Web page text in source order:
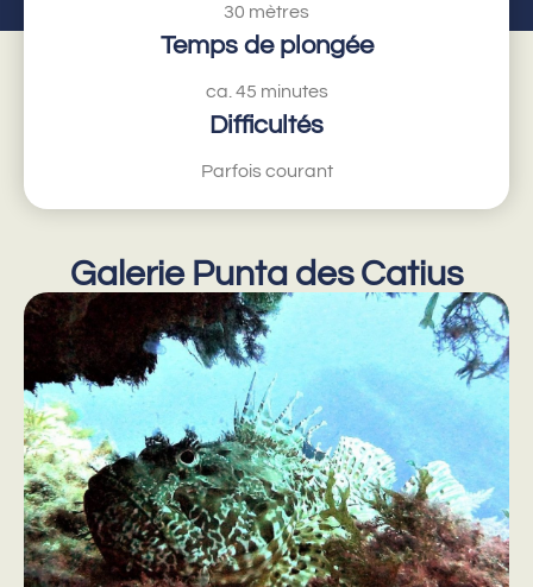
30 mètres
Temps de plongée
ca. 45 minutes
Difficultés
Parfois courant
Galerie Punta des Catius